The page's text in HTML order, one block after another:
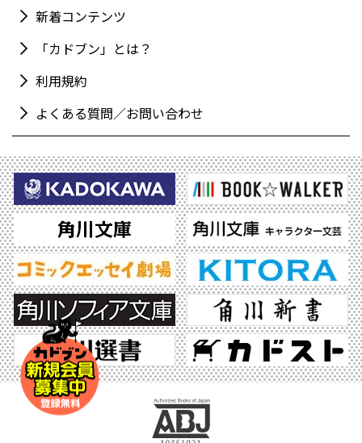
新着コンテンツ
「カドブン」とは？
利用規約
よくある質問／お問い合わせ